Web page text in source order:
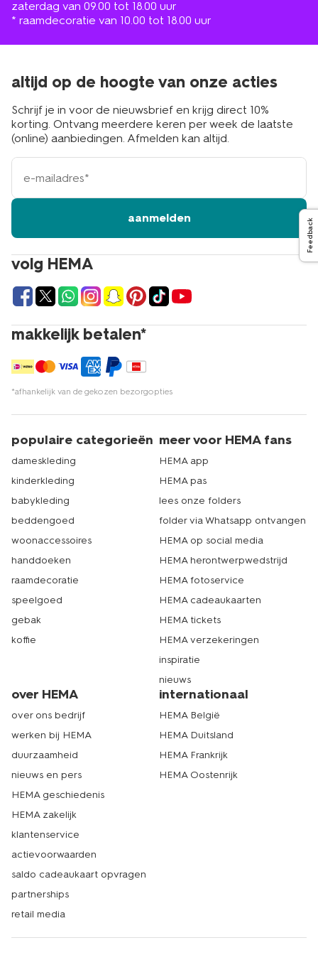
zaterdag van 09.00 tot 18.00 uur
* raamdecoratie van 10.00 tot 18.00 uur
volg HEMA
makkelijk betalen*
*afhankelijk van de gekozen bezorgopties
altijd op de hoogte van onze acties
Schrijf je in voor de nieuwsbrief en krijg direct 10%
korting. Ontvang meerdere keren per week de laatste
(online) aanbiedingen. Afmelden kan altijd.
e-
mailadres
aanmelden
populaire categorieën
dameskleding
kinderkleding
babykleding
beddengoed
woonaccessoires
handdoeken
raamdecoratie
speelgoed
gebak
koffie
meer voor HEMA fans
HEMA app
HEMA pas
lees onze folders
folder via Whatsapp ontvangen
HEMA op social media
HEMA herontwerpwedstrijd
HEMA fotoservice
HEMA cadeaukaarten
HEMA tickets
HEMA verzekeringen
inspiratie
nieuws
over HEMA
over ons bedrijf
werken bij HEMA
duurzaamheid
nieuws en pers
HEMA geschiedenis
HEMA zakelijk
klantenservice
actievoorwaarden
saldo cadeaukaart opvragen
partnerships
retail media
internationaal
HEMA België
HEMA Duitsland
HEMA Frankrijk
HEMA Oostenrijk
Feedback